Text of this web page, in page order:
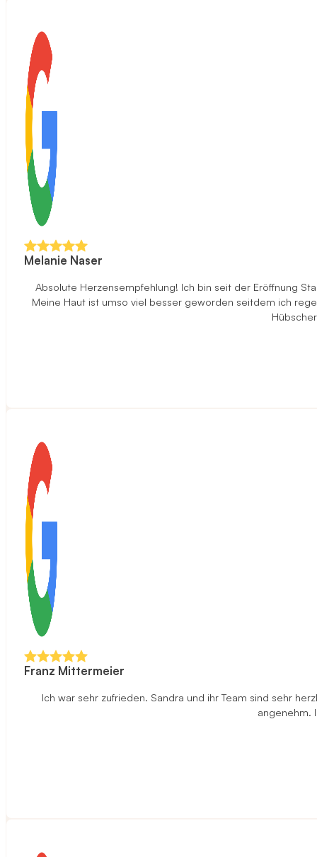
Melanie Naser
Absolute Herzensempfehlung! Ich bin seit der Eröffnung
Meine Haut ist umso viel besser geworden seitdem ich
Franz Mittermeier
Ich war sehr zufrieden. Sandra und ihr Team sind sehr
angenehm.